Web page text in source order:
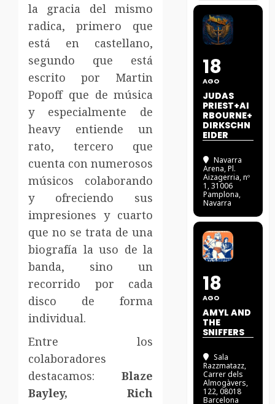
la gracia del mismo
radica, primero que
está en castellano,
segundo que está
escrito por Martin
Popoff que de música
y especialmente de
heavy entiende un
rato, tercero que
cuenta con numerosos
músicos colaborando
y ofreciendo sus
impresiones y cuarto
que no se trata de una
biografía la uso de la
banda, sino un
recorrido por cada
disco de forma
individual.
Entre los
colaboradores
destacamos:Blaze
Bayley, Rich
18
AGO
JUDAS
PRIEST+AI
RBOURNE+
DIRKSCHN
EIDER
Navarra
Arena, Pl.
Aizagerria, nº
1, 31006
Pamplona,
Navarra
18
AGO
AMYL AND
THE
SNIFFERS
Sala
Razzmatazz,
Carrer dels
Almogàvers,
122, 08018
Barcelona